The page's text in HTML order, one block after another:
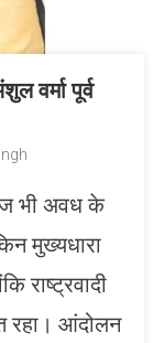
वर्मा पूर्व
भी अवध के
मुख्यधारा
राष्ट्रवादी
रहा। आंदोलन